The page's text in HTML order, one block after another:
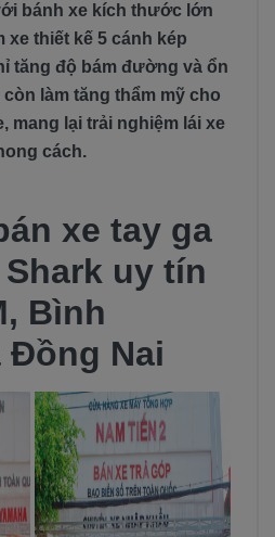
bánh xe kích thước lớn
xe thiết kế 5 cánh kép
tăng độ bám đường và ổn
làm tăng thẩm mỹ cho
mang lại trải nghiệm lái xe
cách.
xe tay ga
Shark uy tín
Bình
Nai